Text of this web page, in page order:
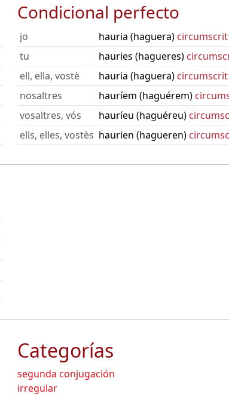
Condicional perfecto
jo hauria (haguera) circumscrit
tu
hauries (hagueres)
ell, ella, vostè
hauria (haguera) circumscrit
nosaltres
hauríem (haguérem)
vosaltres, vós
hauríeu (haguéreu)
ells, elles, vostès haurien (hagueren)
Categorías
segunda conjugación
irregular